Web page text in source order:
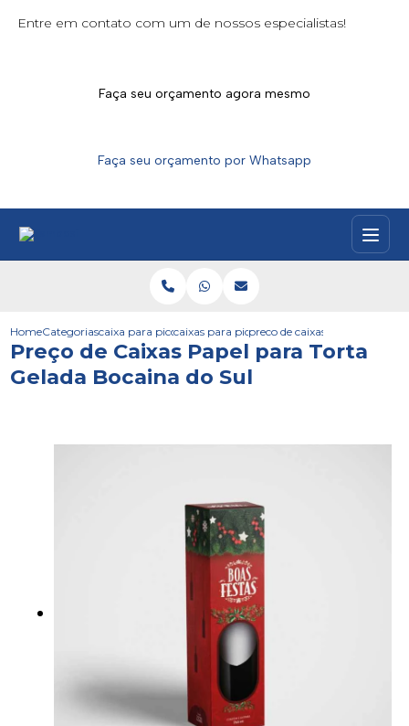
Entre em contato com um de nossos especialistas!
Faça seu orçamento agora mesmo
Faça seu orçamento por Whatsapp
HomeCategoriascaixa para picolescaixas para picoles santa catarina
preco de caixas papel para
Preço de Caixas Papel para Torta
Gelada Bocaina do Sul